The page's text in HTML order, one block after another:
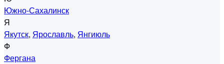
Южно-Сахалинск
Я
Якутск, Ярославль, Янгиюль
Ф
Фергана